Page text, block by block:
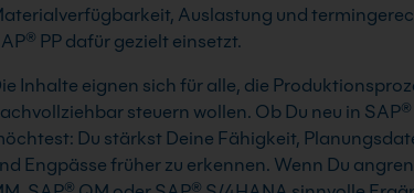
Auslastung und
PP dafür gezielt einsetzt.
Inhalte eignen sich für alle, die
steuern wollen. Ob Du neu in
Du stärkst Deine Fähigkeit,
Engpässe früher zu erkennen. Wenn Du